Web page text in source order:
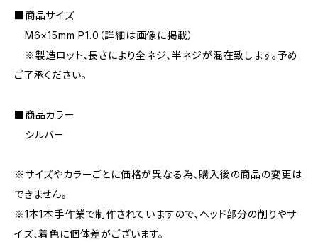
■商品サイズ
M6×15mm P1.0（詳細は画像に掲載）
※製造ロット、長さにより全ネジ、半ネジが混在致します。予め
ご了承ください。
■商品カラー
シルバー
※サイズやカラーごとに価格が異なる為、購入後の商品の変更は
できません。
※1本1本手作業で制作されていますので、ヘッド部分の削りやサ
イズ、着色に個体差がございます。